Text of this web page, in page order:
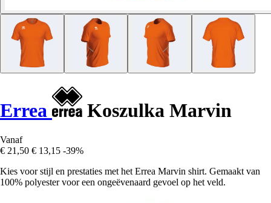
Errea Koszulka Marvin
Vanaf
€ 21,50 € 13,15 -39%
Kies voor stijl en prestaties met het Errea Marvin shirt. Gemaakt van
100% polyester voor een ongeëvenaard gevoel op het veld.